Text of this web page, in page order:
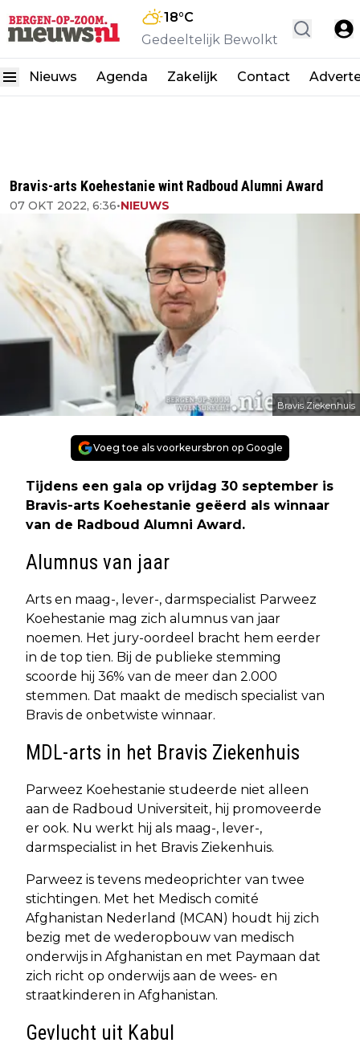
18°C
Gedeeltelijk Bewolkt
Nieuws Agenda Zakelijk Contact
Bravis-arts Koehestanie wint Radboud Alumni Award
07 OKT 2022, 6:36•NIEUWS
Bravis Ziekenhuis
Voeg toe als voorkeursbron op Google
Tijdens een gala op vrijdag 30 september is
Bravis-arts Koehestanie geëerd als winnaar
van de Radboud Alumni Award.
Alumnus van jaar
Arts en maag-, lever-, darmspecialist Parweez
Koehestanie mag zich alumnus van jaar
noemen. Het jury-oordeel bracht hem eerder
in de top tien. Bij de publieke stemming
scoorde hij 36% van de meer dan 2.000
stemmen. Dat maakt de medisch specialist van
Bravis de onbetwiste winnaar.
MDL-arts in het Bravis Ziekenhuis
Parweez Koehestanie studeerde niet alleen
aan de Radboud Universiteit, hij promoveerde
er ook. Nu werkt hij als maag-, lever-,
darmspecialist in het Bravis Ziekenhuis.
Parweez is tevens medeoprichter van twee
stichtingen. Met het Medisch comité
Afghanistan Nederland (MCAN) houdt hij zich
bezig met de wederopbouw van medisch
onderwijs in Afghanistan en met Paymaan dat
zich richt op onderwijs aan de wees- en
straatkinderen in Afghanistan.
Gevlucht uit Kabul